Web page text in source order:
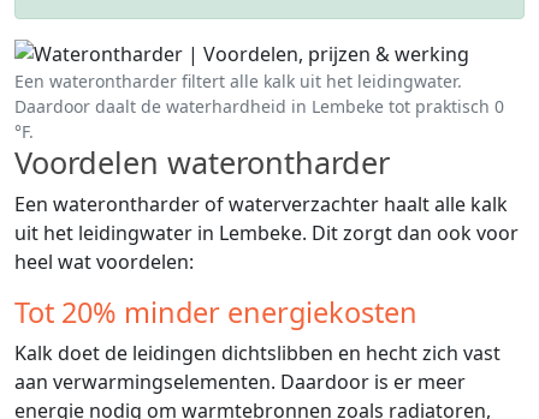
Een waterontharder filtert alle kalk uit het leidingwater.
Daardoor daalt de waterhardheid in Lembeke tot praktisch 0
°F.
Voordelen waterontharder
Een waterontharder of waterverzachter haalt alle kalk
uit het leidingwater in Lembeke. Dit zorgt dan ook voor
heel wat voordelen:
Tot 20% minder energiekosten
Kalk doet de leidingen dichtslibben en hecht zich vast
aan verwarmingselementen. Daardoor is er meer
energie nodig om warmtebronnen zoals radiatoren,